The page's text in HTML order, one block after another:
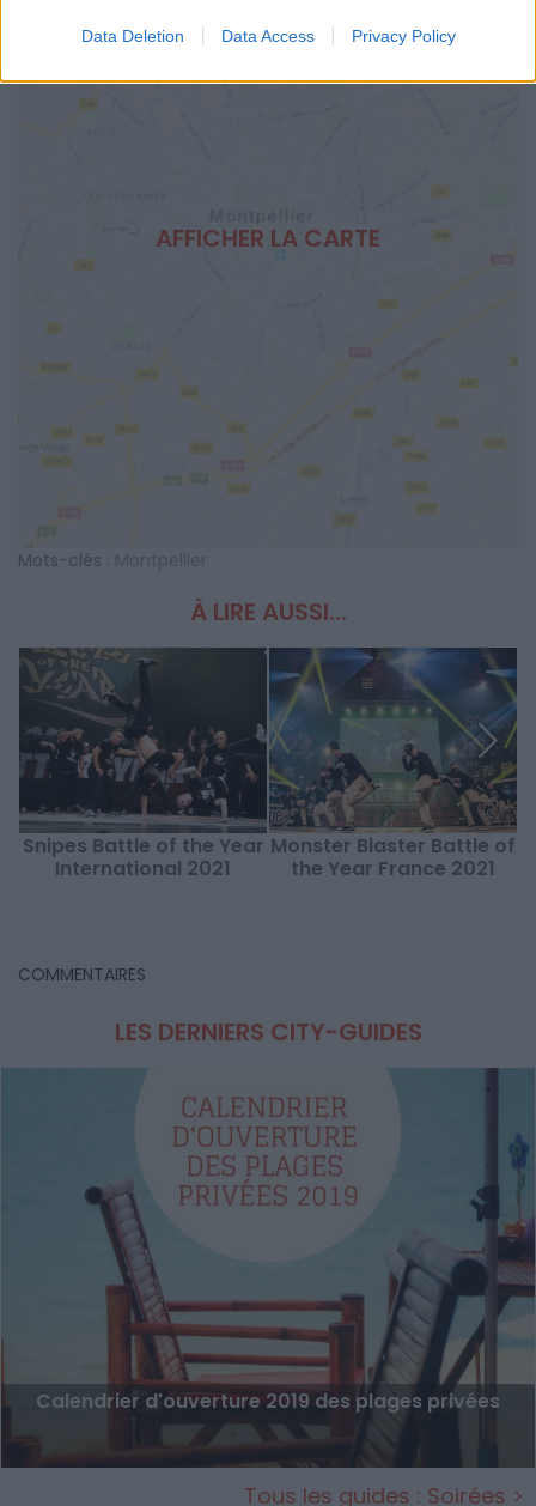
Data Deletion Data Access Privacy Policy
AFFICHER LA CARTE
Mots-clés :
À LIRE AUSSI...
Snipes Battle of the Year
International 2021
Monster Blaster Battle of
the Year France 2021
COMMENTAIRES
LES DERNIERS CITY-GUIDES
Calendrier d'ouverture 2019 des plages privées
Tous les guides : Soirées >